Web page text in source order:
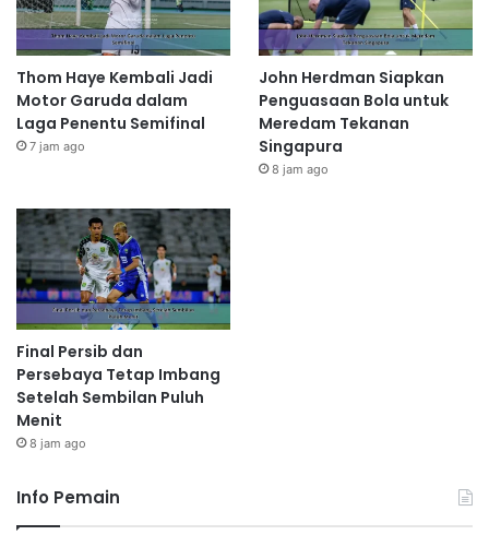
Thom Haye Kembali Jadi
Motor Garuda dalam
Laga Penentu Semifinal
7 jam ago
John Herdman Siapkan
Penguasaan Bola untuk
Meredam Tekanan
Singapura
8 jam ago
Final Persib dan
Persebaya Tetap Imbang
Setelah Sembilan Puluh
Menit
8 jam ago
Info Pemain